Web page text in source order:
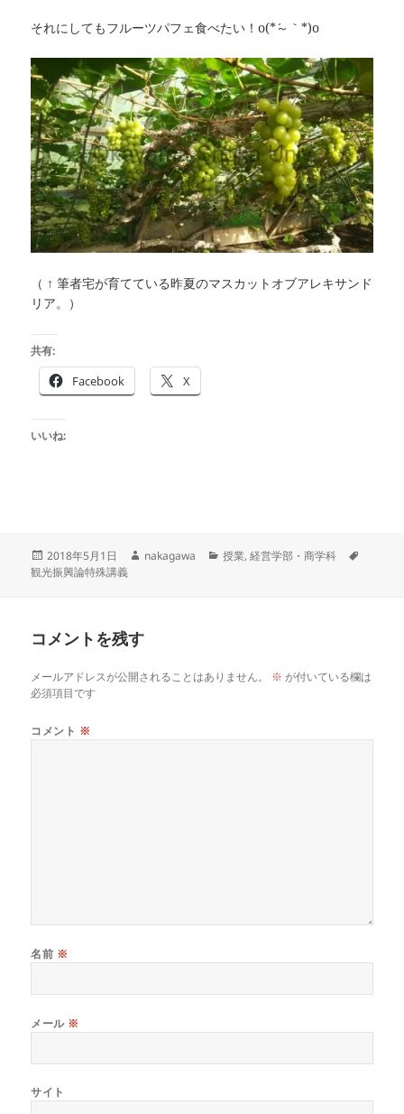
それにしてもフルーツパフェ食べたい！o(*´～｀*)o
（ ↑ 筆者宅が育てている昨夏のマスカットオブアレキサンド
リア。）
共有:
Facebook X
いいね:
投
稿
2018年5月1日
作
nakagawa
カ
授業,経営学部・商学科
観光振興論特殊講義
コメントを残す
メールアドレスが公開されることはありません。 ※ が付いている欄は
必須項目です
コメント ※
名前 ※
メール ※
サイト